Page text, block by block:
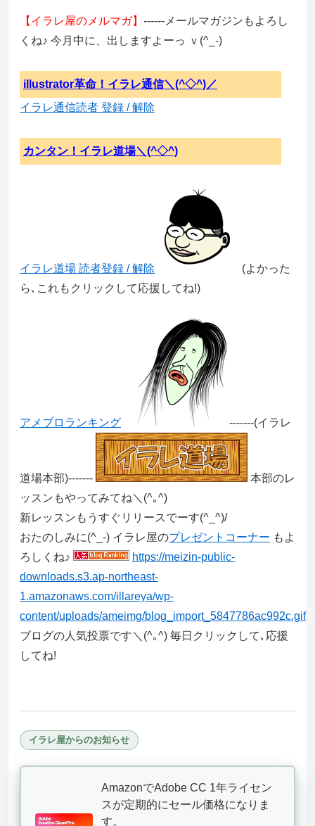
【イラレ屋のメルマガ】 ------メールマガジンもよろし
くね♪ 今月中に、出しますよーっ ｖ(^_-)
illustrator革命！イラレ通信＼(^◇^)／
イラレ通信読者 登録 / 解除
カンタン！イラレ道場＼(^◇^)
イラレ道場 読者登録 / 解除
(よかった
ら､これもクリックして応援してね!)
アメブロランキング -------(イラレ
道場本部)-------
本部のレ
ッスンもやってみてね＼(^｡^)
新レッスンもうすぐリリースでーす(^_^)/
おたのしみに(^_-) イラレ屋のプレゼントコーナー もよ
ろしくね♪
https://meizin-public-
downloads.s3.ap-northeast-
1.amazonaws.com/illareya/wp-
content/uploads/ameimg/blog_import_5847786ac992c.gif
ブログの人気投票です＼(^｡^) 毎日クリックして､応援
してね!
イラレ屋からのお知らせ
AmazonでAdobe CC 1年ライセン
スが定期的にセール価格になりま
す。